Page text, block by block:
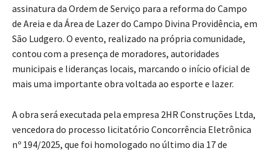
assinatura da Ordem de Serviço para a reforma do Campo
de Areia e da Área de Lazer do Campo Divina Providência, em
São Ludgero. O evento, realizado na própria comunidade,
contou com a presença de moradores, autoridades
municipais e lideranças locais, marcando o início oficial de
mais uma importante obra voltada ao esporte e lazer.
A obra será executada pela empresa 2HR Construções Ltda,
vencedora do processo licitatório Concorrência Eletrônica
nº 194/2025, que foi homologado no último dia 17 de